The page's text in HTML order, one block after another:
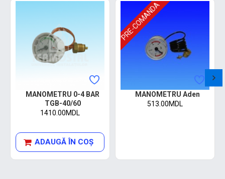
MANOMETRU 0-4 BAR
TGB-40/60
1410.00MDL
ADAUGĂ ÎN COŞ
PRE-COMANDA
MANOMETRU Aden
513.00MDL